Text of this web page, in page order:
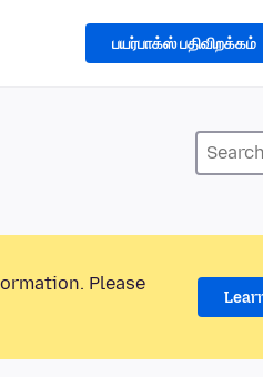
பயர்பாக்ஸ் பதிவிறக்கம்
Please